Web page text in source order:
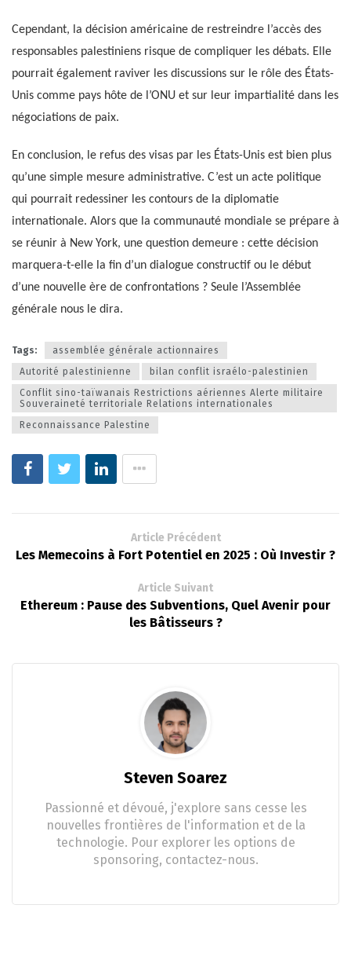
Cependant, la décision américaine de restreindre l’accès des
responsables palestiniens risque de compliquer les débats. Elle
pourrait également raviver les discussions sur le rôle des États-
Unis comme pays hôte de l’ONU et sur leur impartialité dans les
négociations de paix.
En conclusion, le refus des visas par les États-Unis est bien plus
qu’une simple mesure administrative. C’est un acte politique
qui pourrait redessiner les contours de la diplomatie
internationale. Alors que la communauté mondiale se prépare à
se réunir à New York, une question demeure : cette décision
marquera-t-elle la fin d’un dialogue constructif ou le début
d’une nouvelle ère de confrontations ? Seule l’Assemblée
générale nous le dira.
Tags:
assemblée générale actionnaires
Autorité palestinienne
bilan conflit israélo-palestinien
Conflit sino-taïwanais Restrictions aériennes Alerte militaire
Souveraineté territoriale Relations internationales
Reconnaissance Palestine
Article Précédent
Les Memecoins à Fort Potentiel en 2025 : Où Investir ?
Article Suivant
Ethereum : Pause des Subventions, Quel Avenir pour
les Bâtisseurs ?
Steven Soarez
Passionné et dévoué, j'explore sans cesse les
nouvelles frontières de l'information et de la
technologie. Pour explorer les options de
sponsoring, contactez-nous.